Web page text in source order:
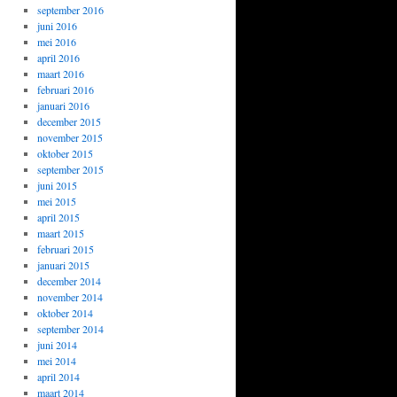
september 2016
juni 2016
mei 2016
april 2016
maart 2016
februari 2016
januari 2016
december 2015
november 2015
oktober 2015
september 2015
juni 2015
mei 2015
april 2015
maart 2015
februari 2015
januari 2015
december 2014
november 2014
oktober 2014
september 2014
juni 2014
mei 2014
april 2014
maart 2014